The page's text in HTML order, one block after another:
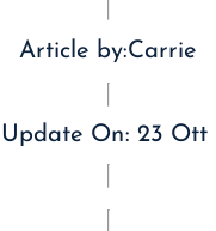
Article by:Carrie
On: 23 Ott